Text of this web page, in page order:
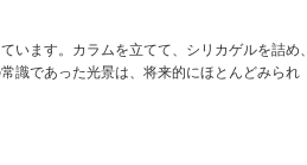
います。カラムを立てて、シリカゲルを詰め、
識であった光景は、将来的にほとんどみられ